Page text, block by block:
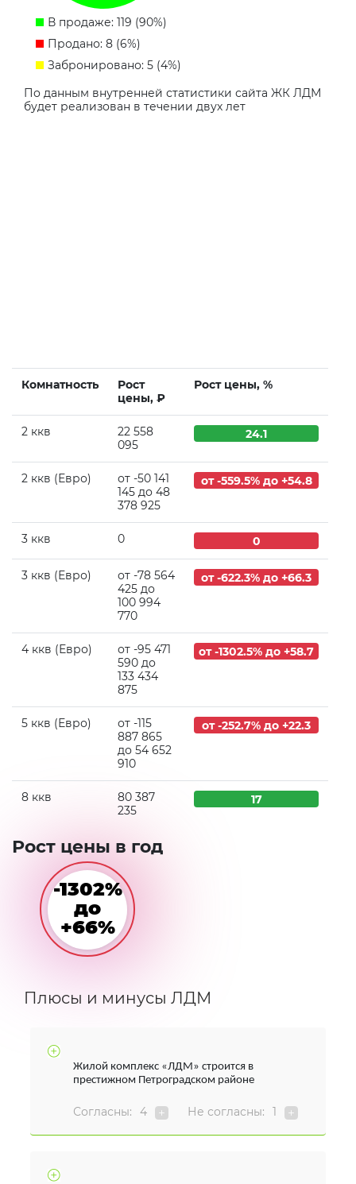
В продаже: 119 (90%)
Продано: 8 (6%)
Забронировано: 5 (4%)
По данным внутренней статистики сайта ЖК ЛДМ
будет реализован в течении двух лет
Комнатность
Рост
цены, ₽
Рост цены, %
2 ккв
22 558
095
24.1
2 ккв (Евро)
от -50 141
145 до 48
378 925
от -559.5% до +54.8
3 ккв 0 0
3 ккв (Евро)
от -78 564
425 до
100 994
770
от -622.3% до +66.3
4 ккв (Евро)
от -95 471
590 до
133 434
875
от -1302.5% до +58.7
5 ккв (Евро)
от -115
887 865
до 54 652
910
от -252.7% до +22.3
8 ккв
80 387
235
17
Рост цены в год
-1302%
до
+66%
Плюсы и минусы ЛДМ
Жилой комплекс «ЛДМ» строится в
престижном Петроградском районе
Согласны: 4 Не согласны: 1